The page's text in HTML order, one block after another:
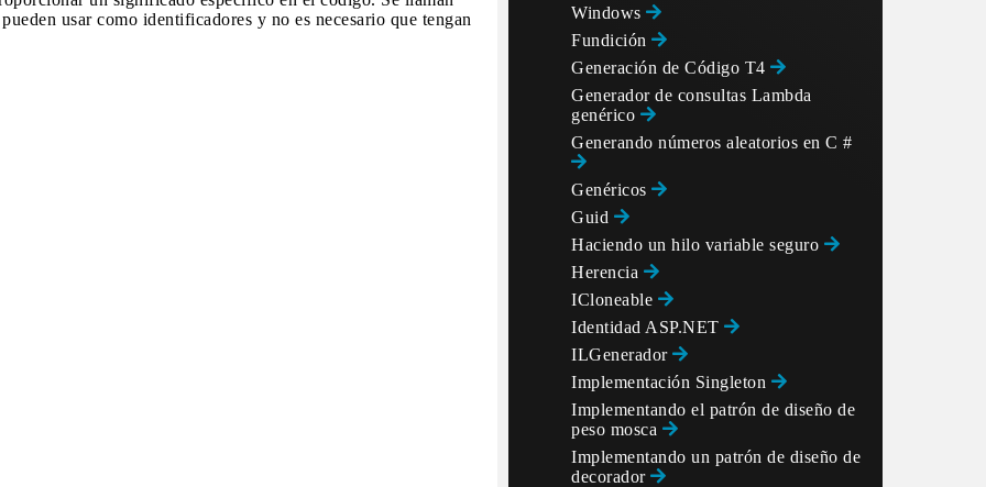
usar como identificadores y no es necesario que tengan
Windows
Fundición
Generación de Código T4
Generador de consultas Lambda
genérico
Generando números aleatorios en C #
Genéricos
Guid
Haciendo un hilo variable seguro
Herencia
ICloneable
Identidad ASP.NET
ILGenerador
Implementación Singleton
Implementando el patrón de diseño de
peso mosca
Implementando un patrón de diseño de
decorador